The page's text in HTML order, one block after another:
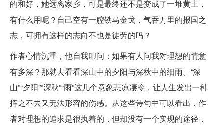
的和好，她远离家乡，可是最终还不是变成了一堆黄土，
有什么用呢？自己空有一腔铁马金戈，气吞万里的报国之
志，可拥有这样的志向不也是徒劳的吗？
作者心情沉重，他自我叩问：如果有人问我对理想的情意
有多深？那就去看看深山中的夕阳与深秋中的细雨。“深
山”“夕阳”“深秋”“雨”这几个意象悲凉凄冷，让人生发出一种
挥之不去又无法形容的伤感。从这些诗句中可以看出，作
者对理想的追求是很执着的，但却没有一个实现的途径，